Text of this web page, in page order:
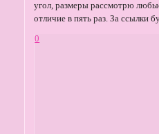
угол, размеры рассмотрю
отличие в пять раз. За ссылки
0